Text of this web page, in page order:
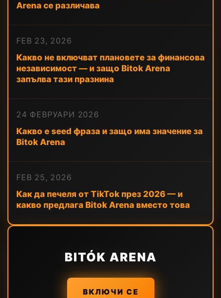
Arena се различава
FEB 23, 2026
Какво не включват плановете за финансова
независимост — и защо Bitok Arena
запълва тази празнина
24 ФЕВРУАРИ 2026
Какво е seed фраза и защо има значение за
Bitok Arena
FEB 25, 2026
Как да печеля от TikTok през 2026 — и
какво предлага Bitok Arena вместо това
BITÓK ARENA
ВКЛЮЧИ СЕ